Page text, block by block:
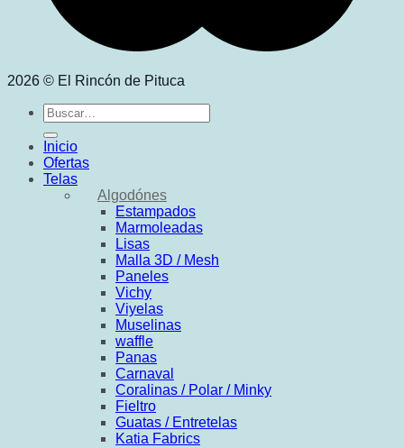
2026 © El Rincón de Pituca
Buscar
por:
Inicio
Ofertas
Telas
Algodónes
Estampados
Marmoleadas
Lisas
Malla 3D / Mesh
Paneles
Vichy
Viyelas
Muselinas
waffle
Panas
Carnaval
Coralinas / Polar / Minky
Fieltro
Guatas / Entretelas
Katia Fabrics